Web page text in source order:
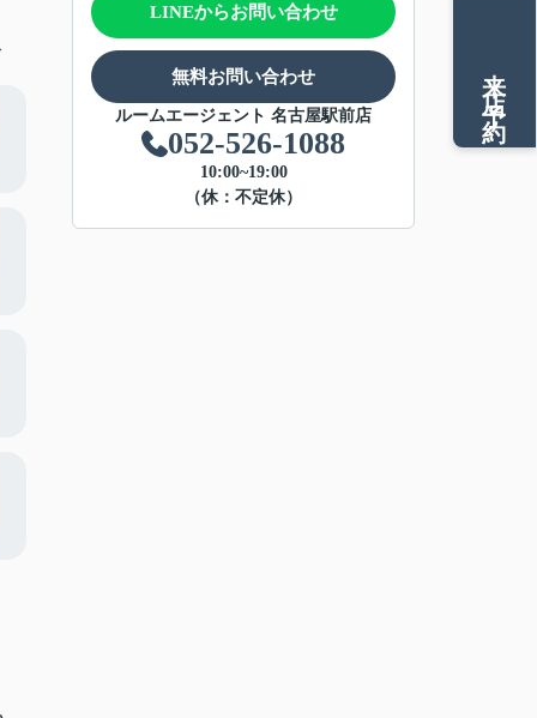
LINEからお問い合わせ
無料お問い合わせ
ルームエージェント 名古屋駅前店
052-526-1088
10:00~19:00
（休：不定休）
来店予約